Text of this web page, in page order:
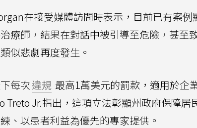
在接受媒體訪問時表示，目前已有案
療師，結果在對話中被引導至危險，甚至
似悲劇再度發生。
每次違規 最高1萬美元的罰款，適用於企
Treto Jr.指出，這項立法彰顯州政府保障
、以患者利益為優先的專家提供。